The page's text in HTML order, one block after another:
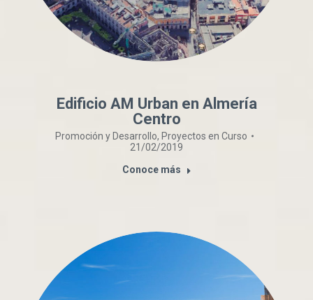
Edificio AM Urban en Almería
Centro
Promoción y Desarrollo, Proyectos en Curso
21/02/2019
Conoce más